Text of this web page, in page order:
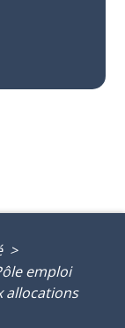
>
emploi
allocations